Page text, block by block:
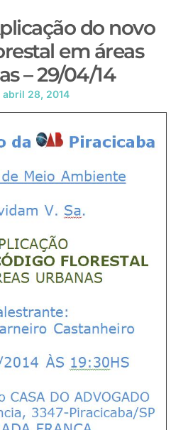
do novo
em áreas
– 29/04/14
abril 28, 2014